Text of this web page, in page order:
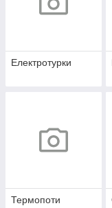
Електротурки
Термопоти